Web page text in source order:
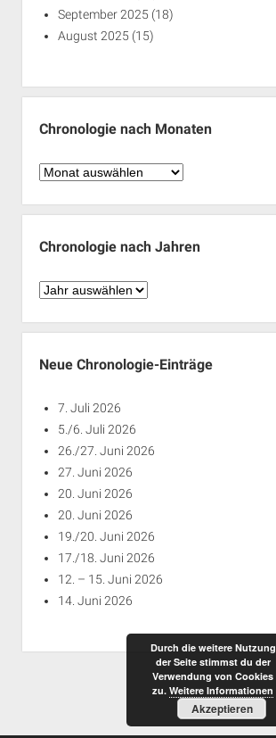
September 2025 (18)
August 2025 (15)
Chronologie nach Monaten
Chronologie
Monaten
Chronologie nach Jahren
Chronologie
Jahren
Neue Chronologie-Einträge
7. Juli 2026
5./6. Juli 2026
26./27. Juni 2026
27. Juni 2026
20. Juni 2026
20. Juni 2026
19./20. Juni 2026
17./18. Juni 2026
12. – 15. Juni 2026
14. Juni 2026
Durch die weitere Nutzung
der Seite stimmst du der
Verwendung von Cookies
zu. Weitere Informationen
Akzeptieren